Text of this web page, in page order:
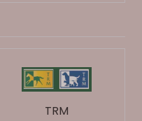
TRM